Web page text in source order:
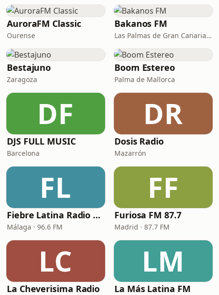
AuroraFM Classic
Ourense
Bakanos FM
Las Palmas de Gran Canaria · 97.0 FM
Bestajuno
Zaragoza
Boom Estereo
Palma de Mallorca
DF
DJS FULL MUSIC
Barcelona
DR
Dosis Radio
Mazarrón
FL
Fiebre Latina Radio 96.6 FM
Málaga · 96.6 FM
FF
Furiosa FM 87.7
Madrid · 87.7 FM
LC
La Cheverisima Radio
LM
La Más Latina FM